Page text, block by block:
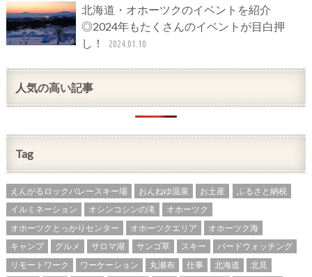
北海道・オホーツクのイベントを紹介
◎2024年もたくさんのイベントが目白押
し！
2024.01.10
人気の高い記事
Tag
えんがるロックバレースキー場 おんねゆ温泉 お土産
ふるさと納税
イルミネーション
オシンコシンの滝
オホーツク
オホーツクとっかりセンター
オホーツクエリア
オホーツク海
キャンプ
グルメ サロマ湖 サンゴ草 スキー
バードウォッチング
リモートワーク
ワーケーション 丸瀬布 仕事 北海道
北見